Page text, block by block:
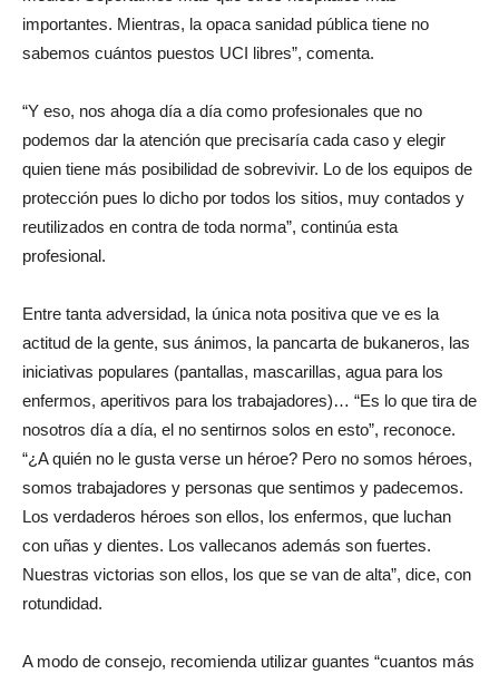
importantes. Mientras, la opaca sanidad pública tiene no
sabemos cuántos puestos UCI libres”, comenta.
“Y eso, nos ahoga día a día como profesionales que no
podemos dar la atención que precisaría cada caso y elegir
quien tiene más posibilidad de sobrevivir. Lo de los equipos de
protección pues lo dicho por todos los sitios, muy contados y
reutilizados en contra de toda norma”, continúa esta
profesional.
Entre tanta adversidad, la única nota positiva que ve es la
actitud de la gente, sus ánimos, la pancarta de bukaneros, las
iniciativas populares (pantallas, mascarillas, agua para los
enfermos, aperitivos para los trabajadores)… “Es lo que tira de
nosotros día a día, el no sentirnos solos en esto”, reconoce.
“¿A quién no le gusta verse un héroe? Pero no somos héroes,
somos trabajadores y personas que sentimos y padecemos.
Los verdaderos héroes son ellos, los enfermos, que luchan
con uñas y dientes. Los vallecanos además son fuertes.
Nuestras victorias son ellos, los que se van de alta”, dice, con
rotundidad.
A modo de consejo, recomienda utilizar guantes “cuantos más